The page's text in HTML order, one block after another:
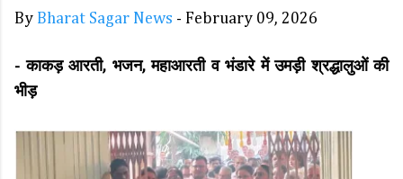
By Bharat Sagar News - February 09, 2026
- काकड़ आरती, भजन, महाआरती व भंडारे में उमड़ी श्रद्धालुओं की
भीड़